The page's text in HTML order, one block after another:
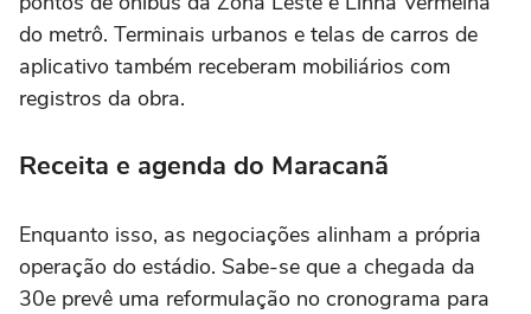
do metrô. Terminais urbanos e telas de carros de
aplicativo também receberam mobiliários com
registros da obra.
Receita e agenda do Maracanã
Enquanto isso, as negociações alinham a própria
operação do estádio. Sabe-se que a chegada da
30e prevê uma reformulação no cronograma para